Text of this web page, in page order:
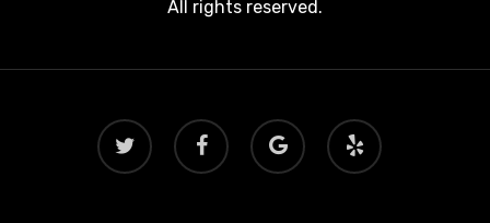
All rights reserved.
twitter facebook
google-
plus
yelp